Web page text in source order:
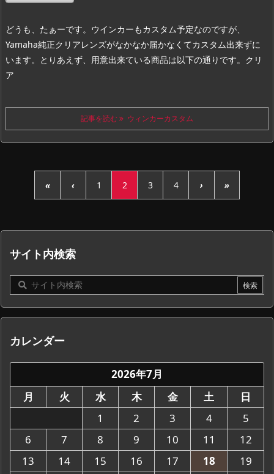
どうも、たぁーです。 ウインカーもカスタム予定なのですが、
Yamaha純正クリアレンズがなかなか届かなくてカスタム出来ずに
います。
とりあえず、用意出来ている商品は以下の通りです。 クリ
ア
記事を読む ウィンカーカスタム
« ‹ 1 2 3 4 › »
サイト内検索
カレンダー
2026年7月
月
火 水 木 金 土
日
1
2 3 4
5
6
7 8 9 10 11
12
13
14 15 16 17 18
19